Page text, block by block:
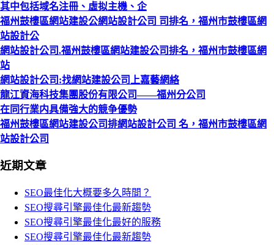
其中包括域名注冊、虛拟主機、企
福州鼓樓區網站建設公網站設計公司 司排名，福州市鼓樓區網
站設計公
網站設計公司.福州鼓樓區網站建設公司排名，福州市鼓樓區網
站
網站設計公司:找網站建設公司上嘉藝網絡
龍江資海科技集團股份有限公司——福州分公司
在同行業内具備強大的競争優勢
福州鼓樓區網站建設公司排網站設計公司 名，福州市鼓樓區網
站設計公司
近期文章
SEO最佳化大概要多久時間？
SEO搜尋引擎最佳化最新趨勢
SEO搜尋引擎最佳化最好的服務
SEO搜尋引擎最佳化最新趨勢